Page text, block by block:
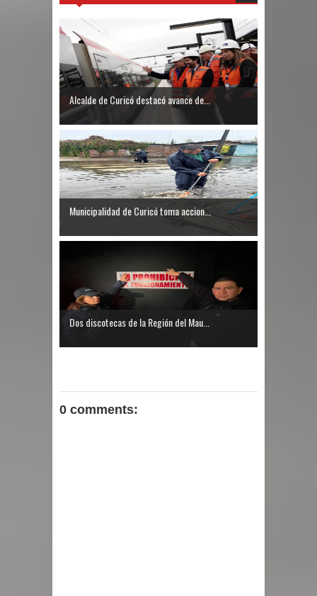
Alcalde de Curicó destacó avance de...
Municipalidad de Curicó toma accion...
Dos discotecas de la Región del Mau...
0 comments: